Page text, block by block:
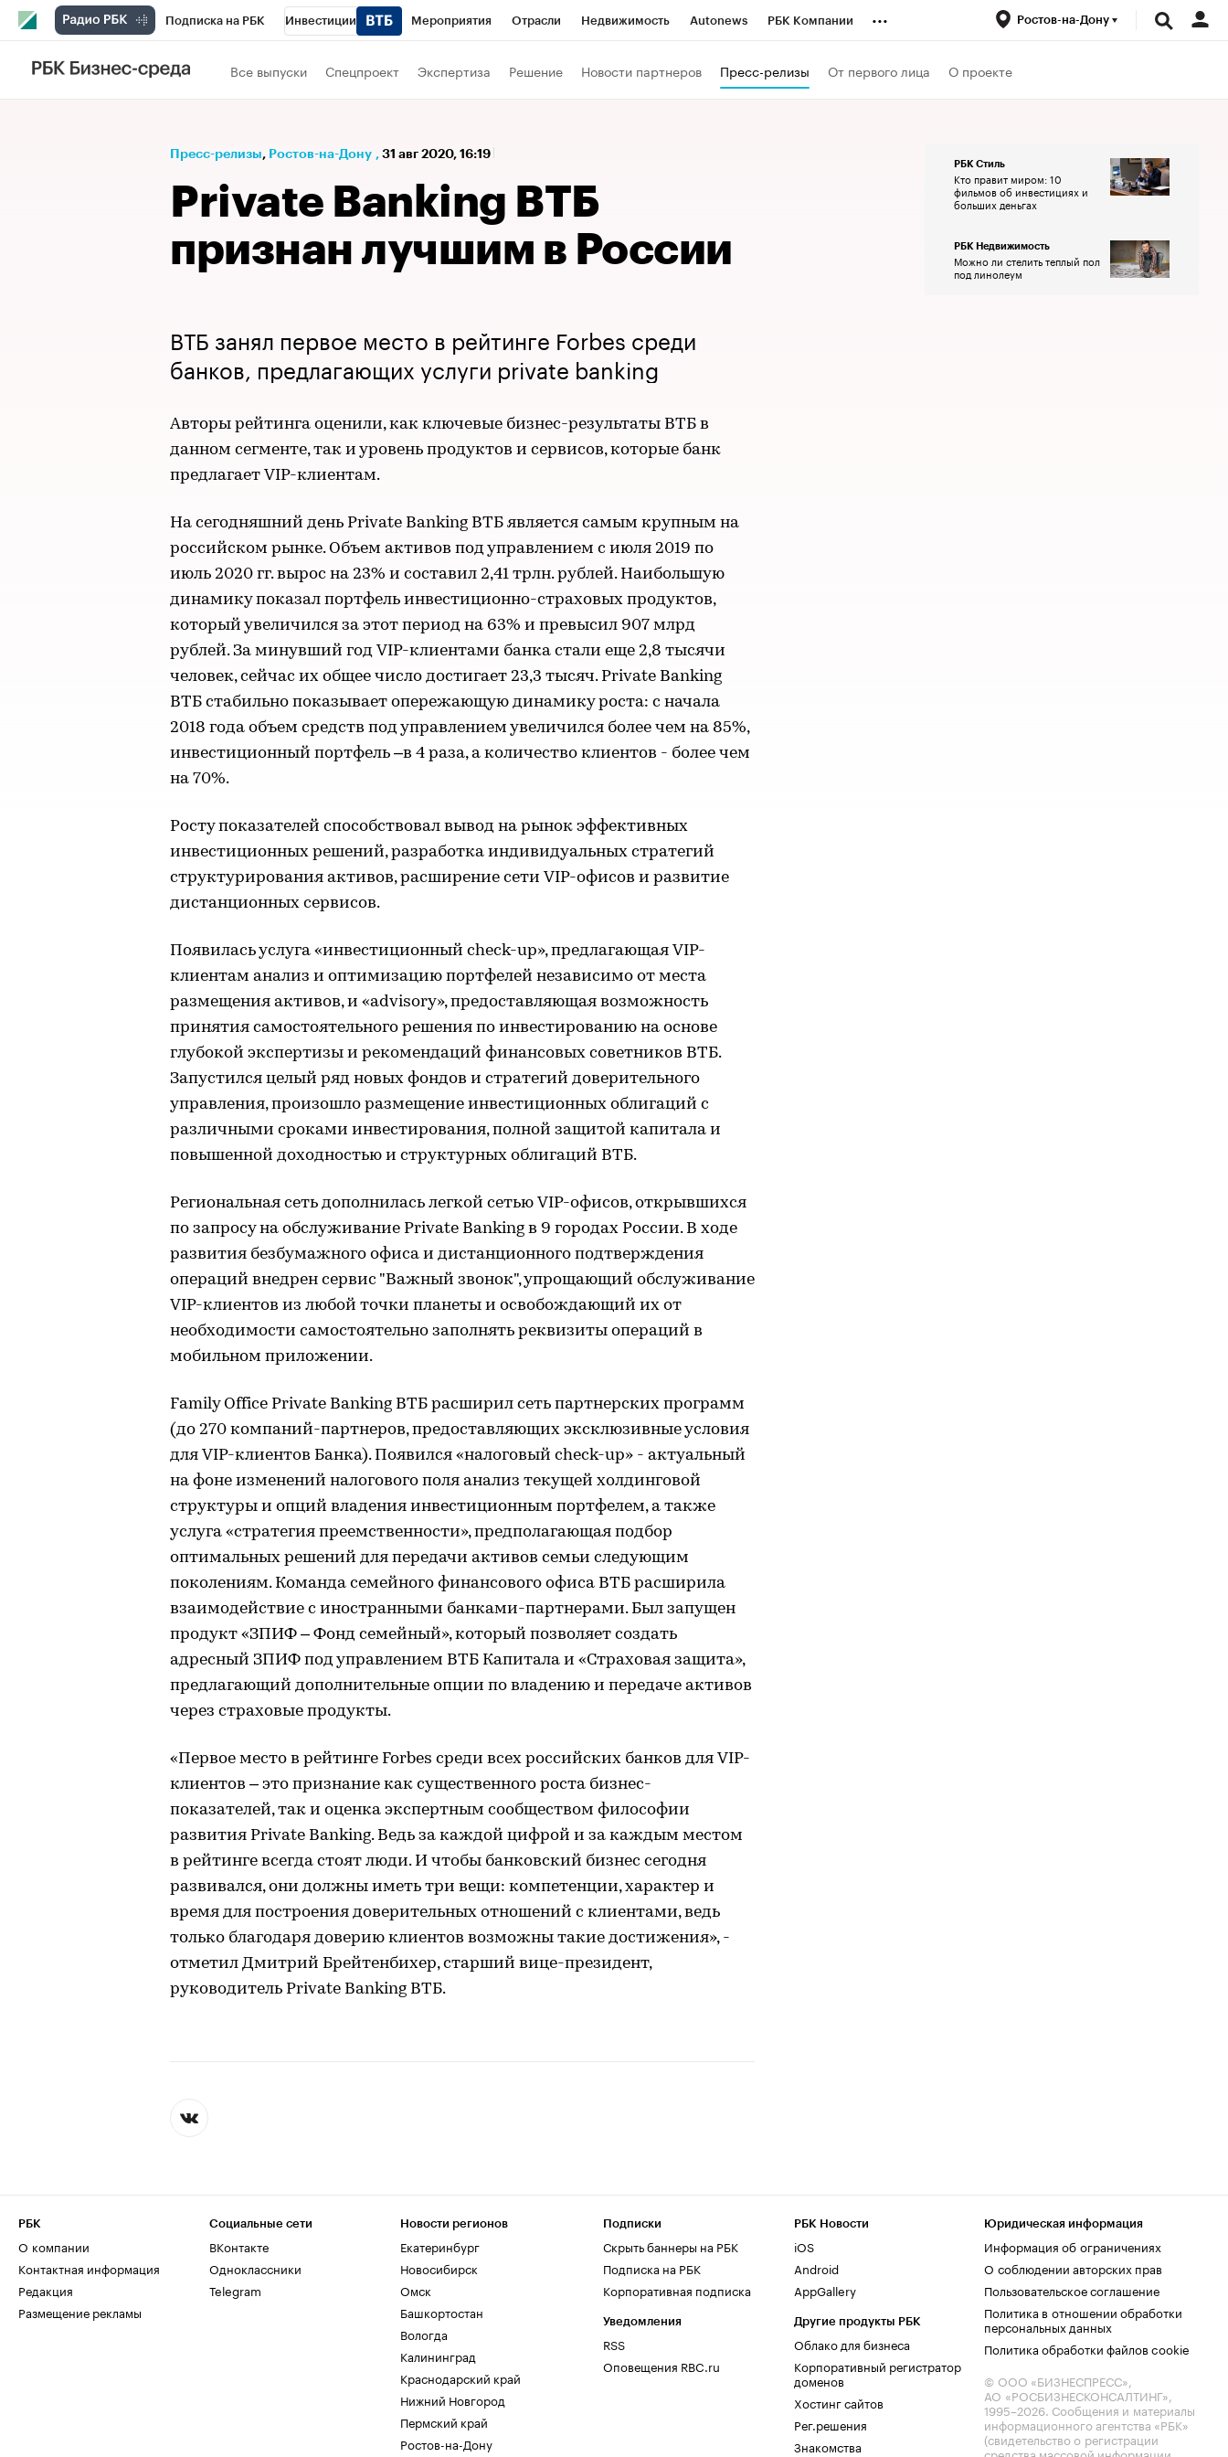
Подписка на РБК Инвестиции Мероприятия Отрасли Недвижимость Autonews РБК Компании
Телеканал
Спецпроекты Проверка контрагентов Политика Экономика Бизнес
... Ростов-на-Дону
Все выпуски Спецпроект Экспертиза Решение Новости партнеров Пресс-релизы От первого лица О проекте
Пресс-релизы⁠, Ростов-на-Дону , 31 авг 2020, 16:19
Private Banking ВТБ
признан лучшим в России
ВТБ занял первое место в рейтинге Forbes среди
банков, предлагающих услуги private banking
Авторы рейтинга оценили, как ключевые бизнес-результаты ВТБ в
данном сегменте, так и уровень продуктов и сервисов, которые банк
предлагает VIP-клиентам.
На сегодняшний день Private Banking ВТБ является самым крупным на
российском рынке. Объем активов под управлением с июля 2019 по
июль 2020 гг. вырос на 23% и составил 2,41 трлн. рублей. Наибольшую
динамику показал портфель инвестиционно-страховых продуктов,
который увеличился за этот период на 63% и превысил 907 млрд
рублей. За минувший год VIP-клиентами банка стали еще 2,8 тысячи
человек, сейчас их общее число достигает 23,3 тысяч. Private Banking
ВТБ стабильно показывает опережающую динамику роста: с начала
2018 года объем средств под управлением увеличился более чем на 85%,
инвестиционный портфель –в 4 раза, а количество клиентов - более чем
на 70%.
Росту показателей способствовал вывод на рынок эффективных
инвестиционных решений, разработка индивидуальных стратегий
структурирования активов, расширение сети VIP-офисов и развитие
дистанционных сервисов.
Появилась услуга «инвестиционный check-up», предлагающая VIP-
клиентам анализ и оптимизацию портфелей независимо от места
размещения активов, и «advisory», предоставляющая возможность
принятия самостоятельного решения по инвестированию на основе
глубокой экспертизы и рекомендаций финансовых советников ВТБ.
Запустился целый ряд новых фондов и стратегий доверительного
управления, произошло размещение инвестиционных облигаций с
различными сроками инвестирования, полной защитой капитала и
повышенной доходностью и структурных облигаций ВТБ.
Региональная сеть дополнилась легкой сетью VIP-офисов, открывшихся
по запросу на обслуживание Private Banking в 9 городах России. В ходе
развития безбумажного офиса и дистанционного подтверждения
операций внедрен сервис "Важный звонок", упрощающий обслуживание
VIP-клиентов из любой точки планеты и освобождающий их от
необходимости самостоятельно заполнять реквизиты операций в
мобильном приложении.
Family Office Private Banking ВТБ расширил сеть партнерских программ
(до 270 компаний-партнеров, предоставляющих эксклюзивные условия
для VIP-клиентов Банка). Появился «налоговый check-up» - актуальный
на фоне изменений налогового поля анализ текущей холдинговой
структуры и опций владения инвестиционным портфелем, а также
услуга «стратегия преемственности», предполагающая подбор
оптимальных решений для передачи активов семьи следующим
поколениям. Команда семейного финансового офиса ВТБ расширила
взаимодействие с иностранными банками-партнерами. Был запущен
продукт «ЗПИФ – Фонд семейный», который позволяет создать
адресный ЗПИФ под управлением ВТБ Капитала и «Страховая защита»,
предлагающий дополнительные опции по владению и передаче активов
через страховые продукты.
«Первое место в рейтинге Forbes среди всех российских банков для VIP-
клиентов – это признание как существенного роста бизнес-
показателей, так и оценка экспертным сообществом философии
развития Private Banking. Ведь за каждой цифрой и за каждым местом
в рейтинге всегда стоят люди. И чтобы банковский бизнес сегодня
развивался, они должны иметь три вещи: компетенции, характер и
время для построения доверительных отношений с клиентами, ведь
только благодаря доверию клиентов возможны такие достижения», -
отметил Дмитрий Брейтенбихер, старший вице-президент,
руководитель Private Banking ВТБ.
РБК Стиль
Кто правит миром: 10
фильмов об инвестициях и
больших деньгах
РБК Недвижимость
Можно ли стелить теплый пол
под линолеум
РБК
О компании
Контактная информация
Редакция
Размещение рекламы
Социальные сети
ВКонтакте
Одноклассники
Telegram
Новости регионов
Екатеринбург
Новосибирск
Омск
Башкортостан
Вологда
Калининград
Краснодарский край
Нижний Новгород
Пермский край
Ростов-на-Дону
Подписки
Скрыть баннеры на РБК
Подписка на РБК
Корпоративная подписка
Уведомления
RSS
Оповещения RBC.ru
РБК Новости
iOS
Android
AppGallery
Другие продукты РБК
Облако для бизнеса
Корпоративный регистратор
доменов
Хостинг сайтов
Рег.решения
Знакомства
Юридическая информация
Информация об ограничениях
О соблюдении авторских прав
Пользовательское соглашение
Политика в отношении обработки
персональных данных
Политика обработки файлов cookie
© ООО «БИЗНЕСПРЕСС»,
АО «РОСБИЗНЕСКОНСАЛТИНГ»,
1995–2026. Сообщения и материалы
информационного агентства «РБК»
(свидетельство о регистрации
средства массовой информации